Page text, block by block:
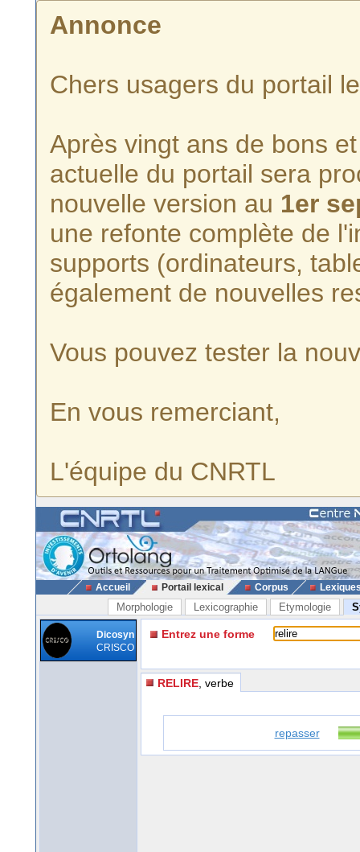
Annonce
Chers usagers du portail
Après vingt ans de bons
actuelle du portail sera
nouvelle version au 1er
une refonte complète de
supports (ordinateurs,
également de nouvelles
Vous pouvez tester la
En vous remerciant,
L'équipe du CNRTL
Accueil Portail lexical Corpus
Morphologie Lexicographie Etymologie
Dicosyn
CRISCO
Entrez une forme
RELIRE , verbe
repasser